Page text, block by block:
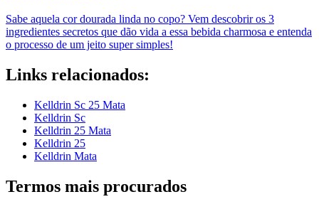
Sabe aquela cor dourada linda no copo? Vem descobrir os 3
ingredientes secretos que dão vida a essa bebida charmosa e entenda
o processo de um jeito super simples!
Links relacionados:
Kelldrin Sc 25 Mata
Kelldrin Sc
Kelldrin 25 Mata
Kelldrin 25
Kelldrin Mata
Termos mais procurados